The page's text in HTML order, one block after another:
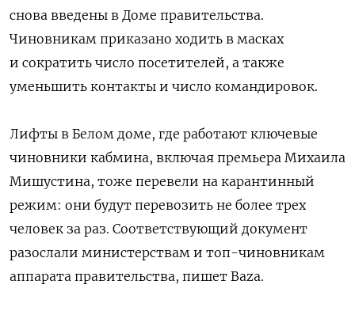
снова введены в Доме правительства.
Чиновникам приказано ходить в масках
и сократить число посетителей, а также
уменьшить контакты и число командировок.
Лифты в Белом доме, где работают ключевые
чиновники кабмина, включая премьера Михаила
Мишустина, тоже перевели на карантинный
режим: они будут перевозить не более трех
человек за раз. Соответствующий документ
разослали министерствам и топ-чиновникам
аппарата правительства, пишет Baza.